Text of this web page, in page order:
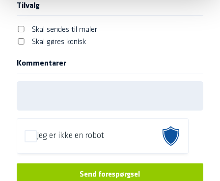
Tilvalg
Skal sendes til maler
Skal gøres konisk
Kommentarer
Jeg er ikke en robot
Send forespørgsel